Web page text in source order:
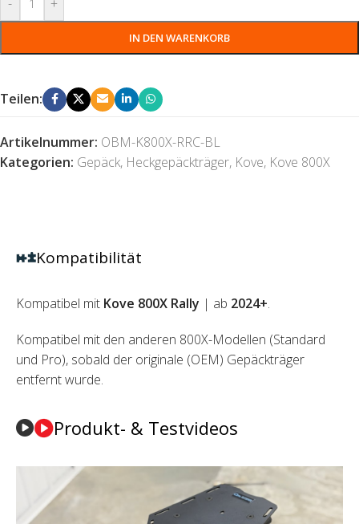
IN DEN WARENKORB
Teilen:
Artikelnummer: OBM-K800X-RRC-BL
Kategorien: Gepäck, Heckgepäckträger, Kove, Kove 800X
Kompatibilität
Kompatibel mit Kove 800X Rally | ab 2024+.
Kompatibel mit den anderen 800X-Modellen (Standard
und Pro), sobald der originale (OEM) Gepäckträger
entfernt wurde.
Produkt- & Testvideos